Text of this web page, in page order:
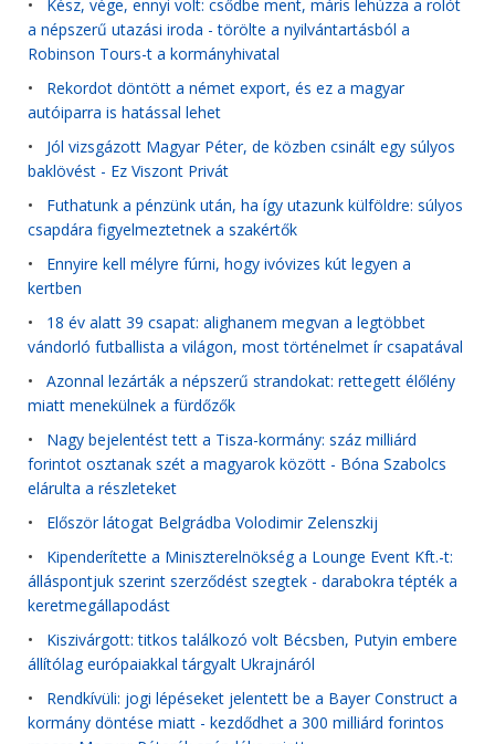
• Kész, vége, ennyi volt: csődbe ment, máris lehúzza a rolót
a népszerű utazási iroda - törölte a nyilvántartásból a
Robinson Tours-t a kormányhivatal
• Rekordot döntött a német export, és ez a magyar
autóiparra is hatással lehet
• Jól vizsgázott Magyar Péter, de közben csinált egy súlyos
baklövést - Ez Viszont Privát
• Futhatunk a pénzünk után, ha így utazunk külföldre: súlyos
csapdára figyelmeztetnek a szakértők
• Ennyire kell mélyre fúrni, hogy ivóvizes kút legyen a
kertben
• 18 év alatt 39 csapat: alighanem megvan a legtöbbet
vándorló futballista a világon, most történelmet ír csapatával
• Azonnal lezárták a népszerű strandokat: rettegett élőlény
miatt menekülnek a fürdőzők
• Nagy bejelentést tett a Tisza-kormány: száz milliárd
forintot osztanak szét a magyarok között - Bóna Szabolcs
elárulta a részleteket
• Először látogat Belgrádba Volodimir Zelenszkij
• Kipenderítette a Miniszterelnökség a Lounge Event Kft.-t:
álláspontjuk szerint szerződést szegtek - darabokra tépték a
keretmegállapodást
• Kiszivárgott: titkos találkozó volt Bécsben, Putyin embere
állítólag európaiakkal tárgyalt Ukrajnáról
• Rendkívüli: jogi lépéseket jelentett be a Bayer Construct a
kormány döntése miatt - kezdődhet a 300 milliárd forintos